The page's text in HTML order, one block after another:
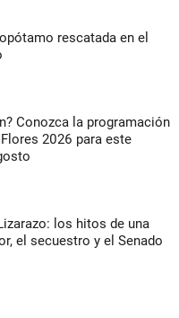
rescatada en el
Conozca la programación
2026 para este
los hitos de una
el secuestro y el Senado